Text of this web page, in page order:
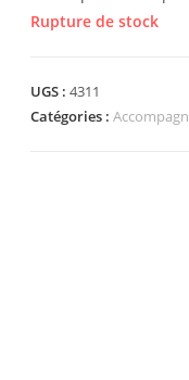
Rupture de stock
UGS :4311
Catégories :